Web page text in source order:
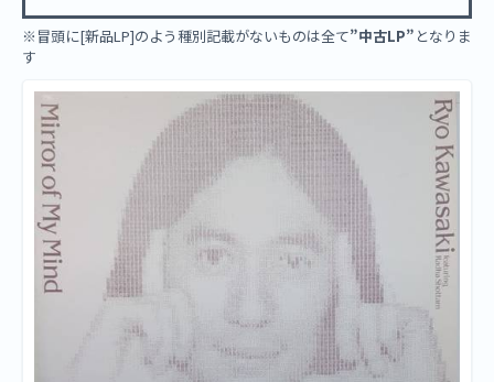
※冒頭に[新品LP]のよう種別記載がないものは全て”中古LP” となりま
す